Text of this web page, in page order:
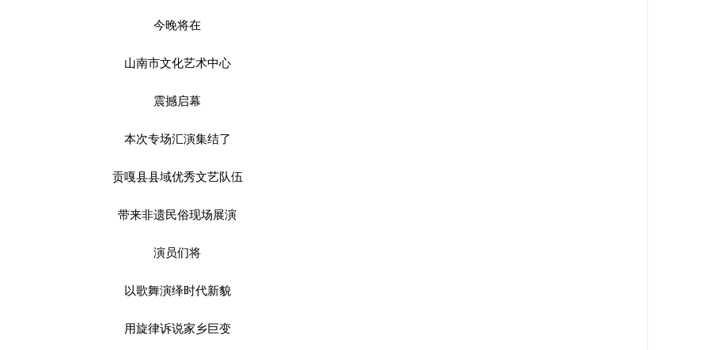
今晚将在
山南市文化艺术中心
震撼启幕
本次专场汇演集结了
贡嘎县县域优秀文艺队伍
带来非遗民俗现场展演
演员们将
以歌舞演绎时代新貌
用旋律诉说家乡巨变